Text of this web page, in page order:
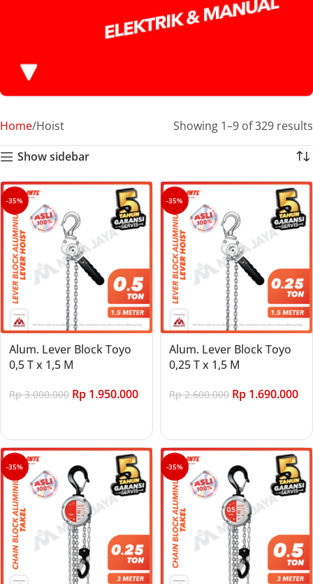
Home Hoist Showing 1–9 of 329 results
Show sidebar
-35%
Alum. Lever Block Toyo
0,5 T x 1,5 M
Rp3.000.000 Rp 1.950.000
-35%
Alum. Lever Block Toyo
0,25 T x 1,5 M
Rp2.600.000 Rp 1.690.000
-35% -35%